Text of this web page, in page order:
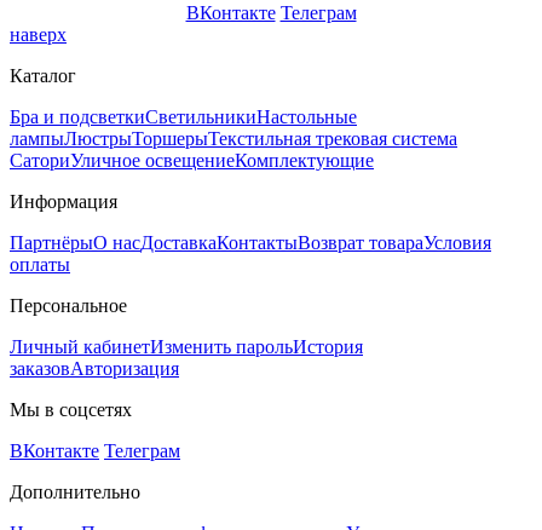
ВКонтакте Телеграм
наверх
Каталог
Бра и подсветкиСветильникиНастольные
лампыЛюстрыТоршерыТекстильная трековая система
СаториУличное освещениеКомплектующие
Информация
ПартнёрыО насДоставкаКонтактыВозврат товараУсловия
оплаты
Персональное
Личный кабинетИзменить парольИстория
заказовАвторизация
Мы в соцсетях
ВКонтакте Телеграм
Дополнительно